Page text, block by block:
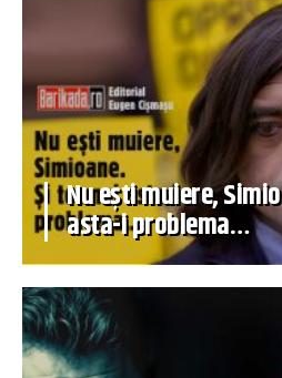
Nu ești muiere,
asta-i problema…